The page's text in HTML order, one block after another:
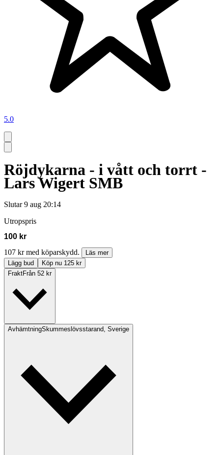
5.0
Röjdykarna - i vått och torrt -
Lars Wigert SMB
Slutar 9 aug 20:14
Utropspris
100 kr
107 kr med köparskydd.
Läs mer
Lägg bud
Köp nu 125 kr
FraktFrån 52 kr
AvhämtningSkummeslövsstarand, Sverige